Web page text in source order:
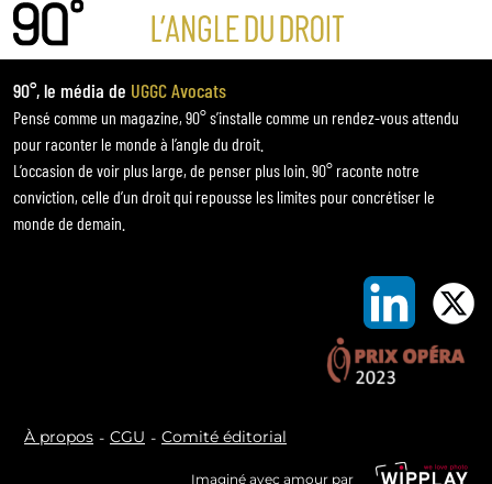
90°, le média de UGGC Avocats
Pensé comme un magazine, 90° s’installe comme un rendez-vous attendu
pour raconter le monde à l’angle du droit.
L’occasion de voir plus large, de penser plus loin. 90° raconte notre
conviction, celle d’un droit qui repousse les limites pour concrétiser le
monde de demain.
À propos CGU Comité éditorial
Imaginé avec amour par